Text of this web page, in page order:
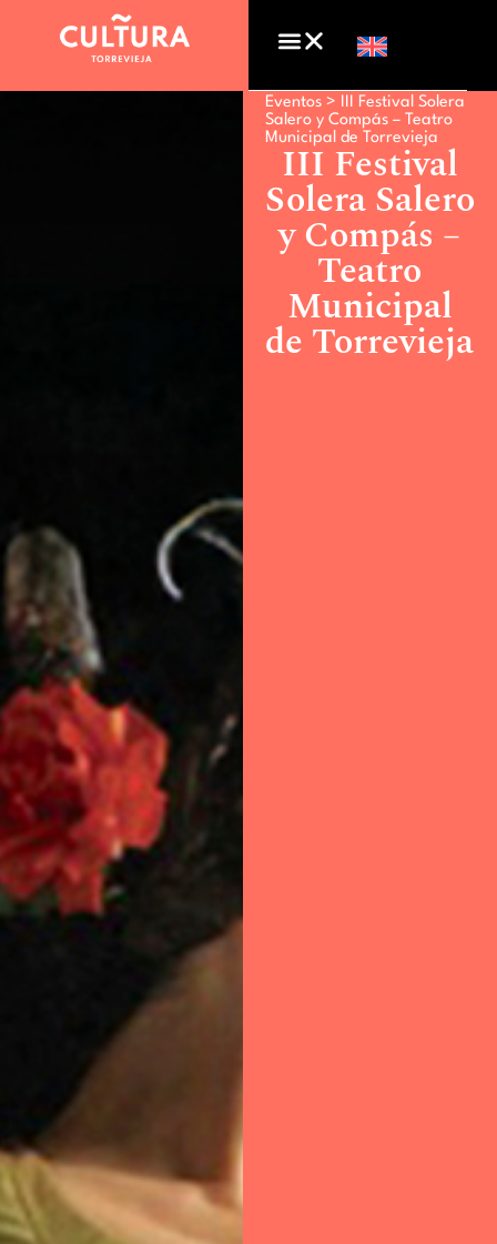
Eventos > III Festival Solera
Salero y Compás – Teatro
Municipal de Torrevieja
III Festival
Solera Salero
y Compás –
Teatro
Municipal
de Torrevieja